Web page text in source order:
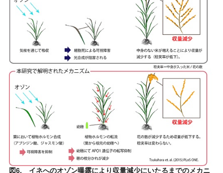
図6. イネへのオゾン曝露により収量減少にいたるまでのメカニ